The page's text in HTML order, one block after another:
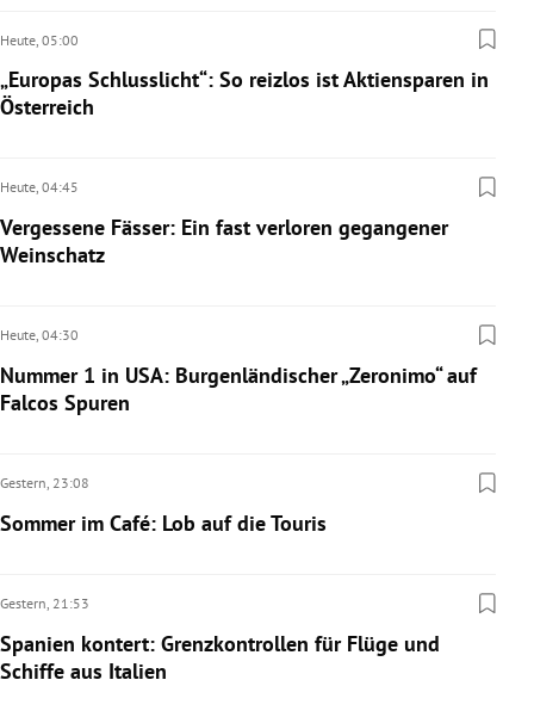
Heute, 05:00
„Europas Schlusslicht“: So reizlos ist Aktiensparen in
Österreich
Heute, 04:45
Vergessene Fässer: Ein fast verloren gegangener
Weinschatz
Heute, 04:30
Nummer 1 in USA: Burgenländischer „Zeronimo“ auf
Falcos Spuren
Gestern, 23:08
Sommer im Café: Lob auf die Touris
Gestern, 21:53
Spanien kontert: Grenzkontrollen für Flüge und
Schiffe aus Italien